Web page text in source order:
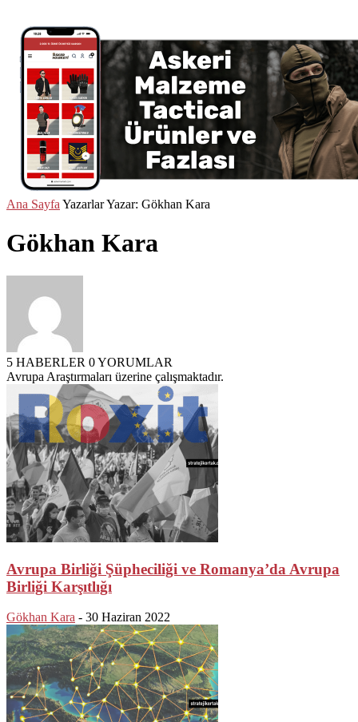
Ana Sayfa YazarlarYazar: Gökhan Kara
Gökhan Kara
5 HABERLER 0 YORUMLAR
Avrupa Araştırmaları üzerine çalışmaktadır.
Avrupa Birliği Şüpheciliği ve Romanya’da Avrupa
Birliği Karşıtlığı
Gökhan Kara - 30 Haziran 2022